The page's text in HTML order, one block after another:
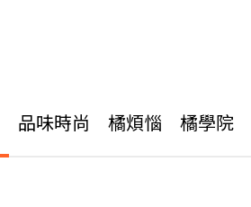
品味時尚 橘煩惱 橘學院